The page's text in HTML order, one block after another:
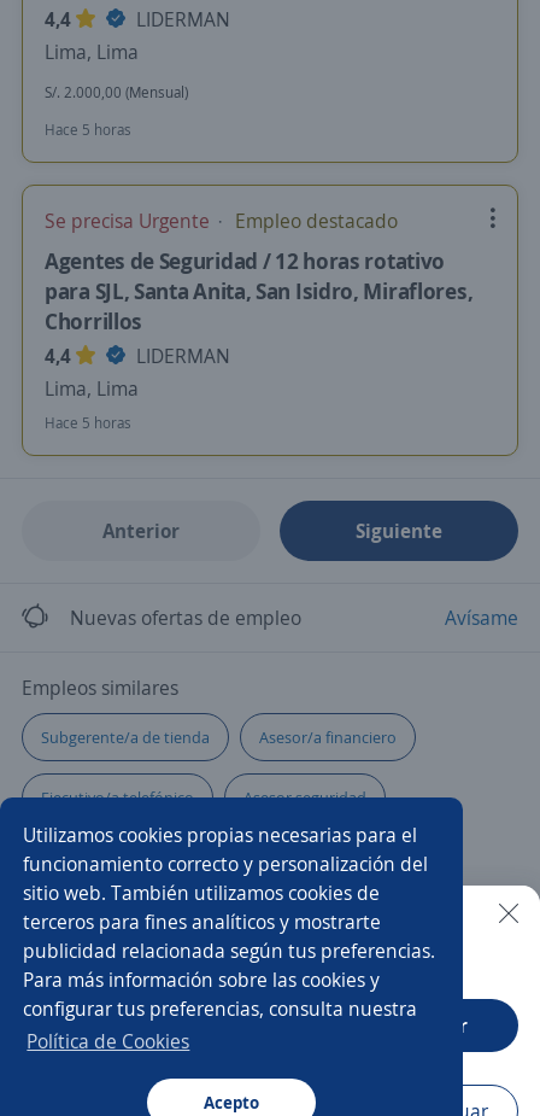
4,4
LIDERMAN
Lima, Lima
S/. 2.000,00 (Mensual)
Hace 5 horas
Se precisa Urgente Empleo destacado
Agentes de Seguridad / 12 horas rotativo
para SJL, Santa Anita, San Isidro, Miraflores,
Chorrillos
4,4
LIDERMAN
Lima, Lima
Hace 5 horas
Anterior Siguiente
Nuevas ofertas de empleo Avísame
Empleos similares
Subgerente/a de tienda Asesor/a financiero
Ejecutivo/a telefónico Asesor seguridad
Cajero banco Ejecutivo/a comercial
Ejecutivo/a financiero Agente de seguridad
Supervisor/a de seguridad Impulsador/a
Gerente tienda Vendedor/a
Supervisor/a de ventas Supervisor/a de operaciones
Buscar es más fácil en la app
CT App Abrir
Navegador Continuar
Utilizamos cookies propias necesarias para el
funcionamiento correcto y personalización del
sitio web. También utilizamos cookies de
terceros para fines analíticos y mostrarte
publicidad relacionada según tus preferencias.
Para más información sobre las cookies y
configurar tus preferencias, consulta nuestra
Política de Cookies
Acepto